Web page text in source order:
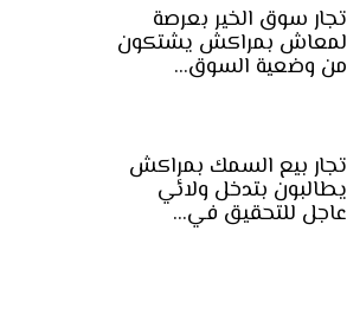
تجار سوق الخير بعرصة
لمعاش بمراكش يشتكون
من وضعية السوق…
تجار بيع السمك بمراكش
يطالبون بتدخل ولائي
عاجل للتحقيق في…